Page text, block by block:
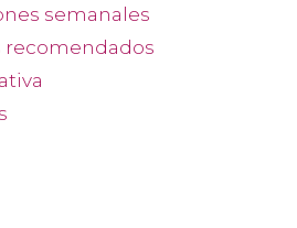
semanales
recomendados